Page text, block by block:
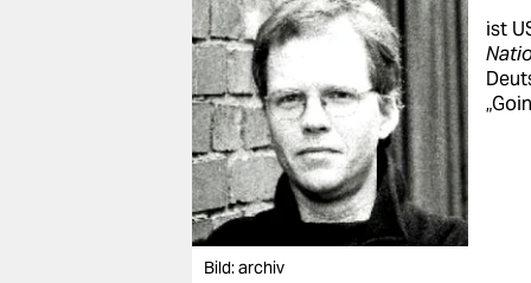
Bild: archiv
ist